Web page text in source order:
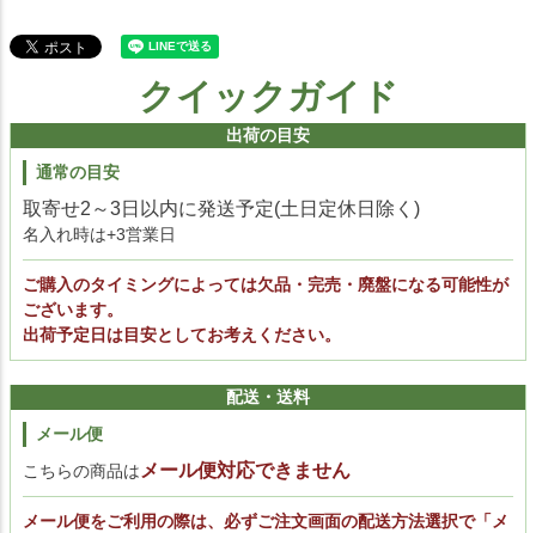
クイックガイド
出荷の目安
通常の目安
取寄せ2～3日以内に発送予定(土日定休日除く)
名入れ時は+3営業日
ご購入のタイミングによっては欠品・完売・廃盤になる可能性が
ございます。
出荷予定日は目安としてお考えください。
配送・送料
メール便
こちらの商品はメール便対応できません
メール便をご利用の際は、必ずご注文画面の配送方法選択で「メ